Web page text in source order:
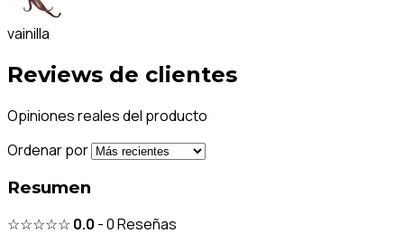
vainilla
Reviews de clientes
Opiniones reales del producto
Ordenar por
Resumen
☆☆☆☆☆ 0.0 -0Reseñas